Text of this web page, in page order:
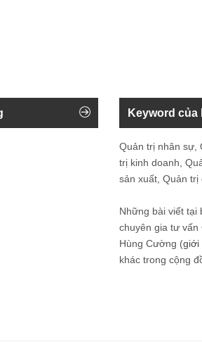
Keyword của
Quản trị nhân sự,
trị kinh doanh,
sản xuất, Quản
Những bài viết tại
chuyên gia tư vấn
Hùng Cường (giới
khác trong cộng